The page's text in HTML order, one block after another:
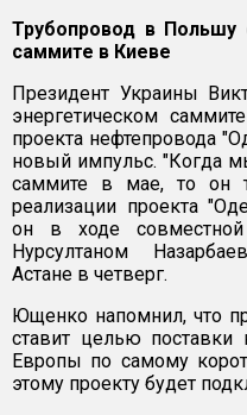
Трубопровод в Польшу
саммите в Киеве
Президент Украины
энергетическом
проекта нефтепровода
новый импульс. "Когда
саммите в мае, то он
реализации проекта
он в ходе совместной
Нурсултаном
Астане в четверг.
Ющенко напомнил, что
ставит целью поставки
Европы по самому
этому проекту будет